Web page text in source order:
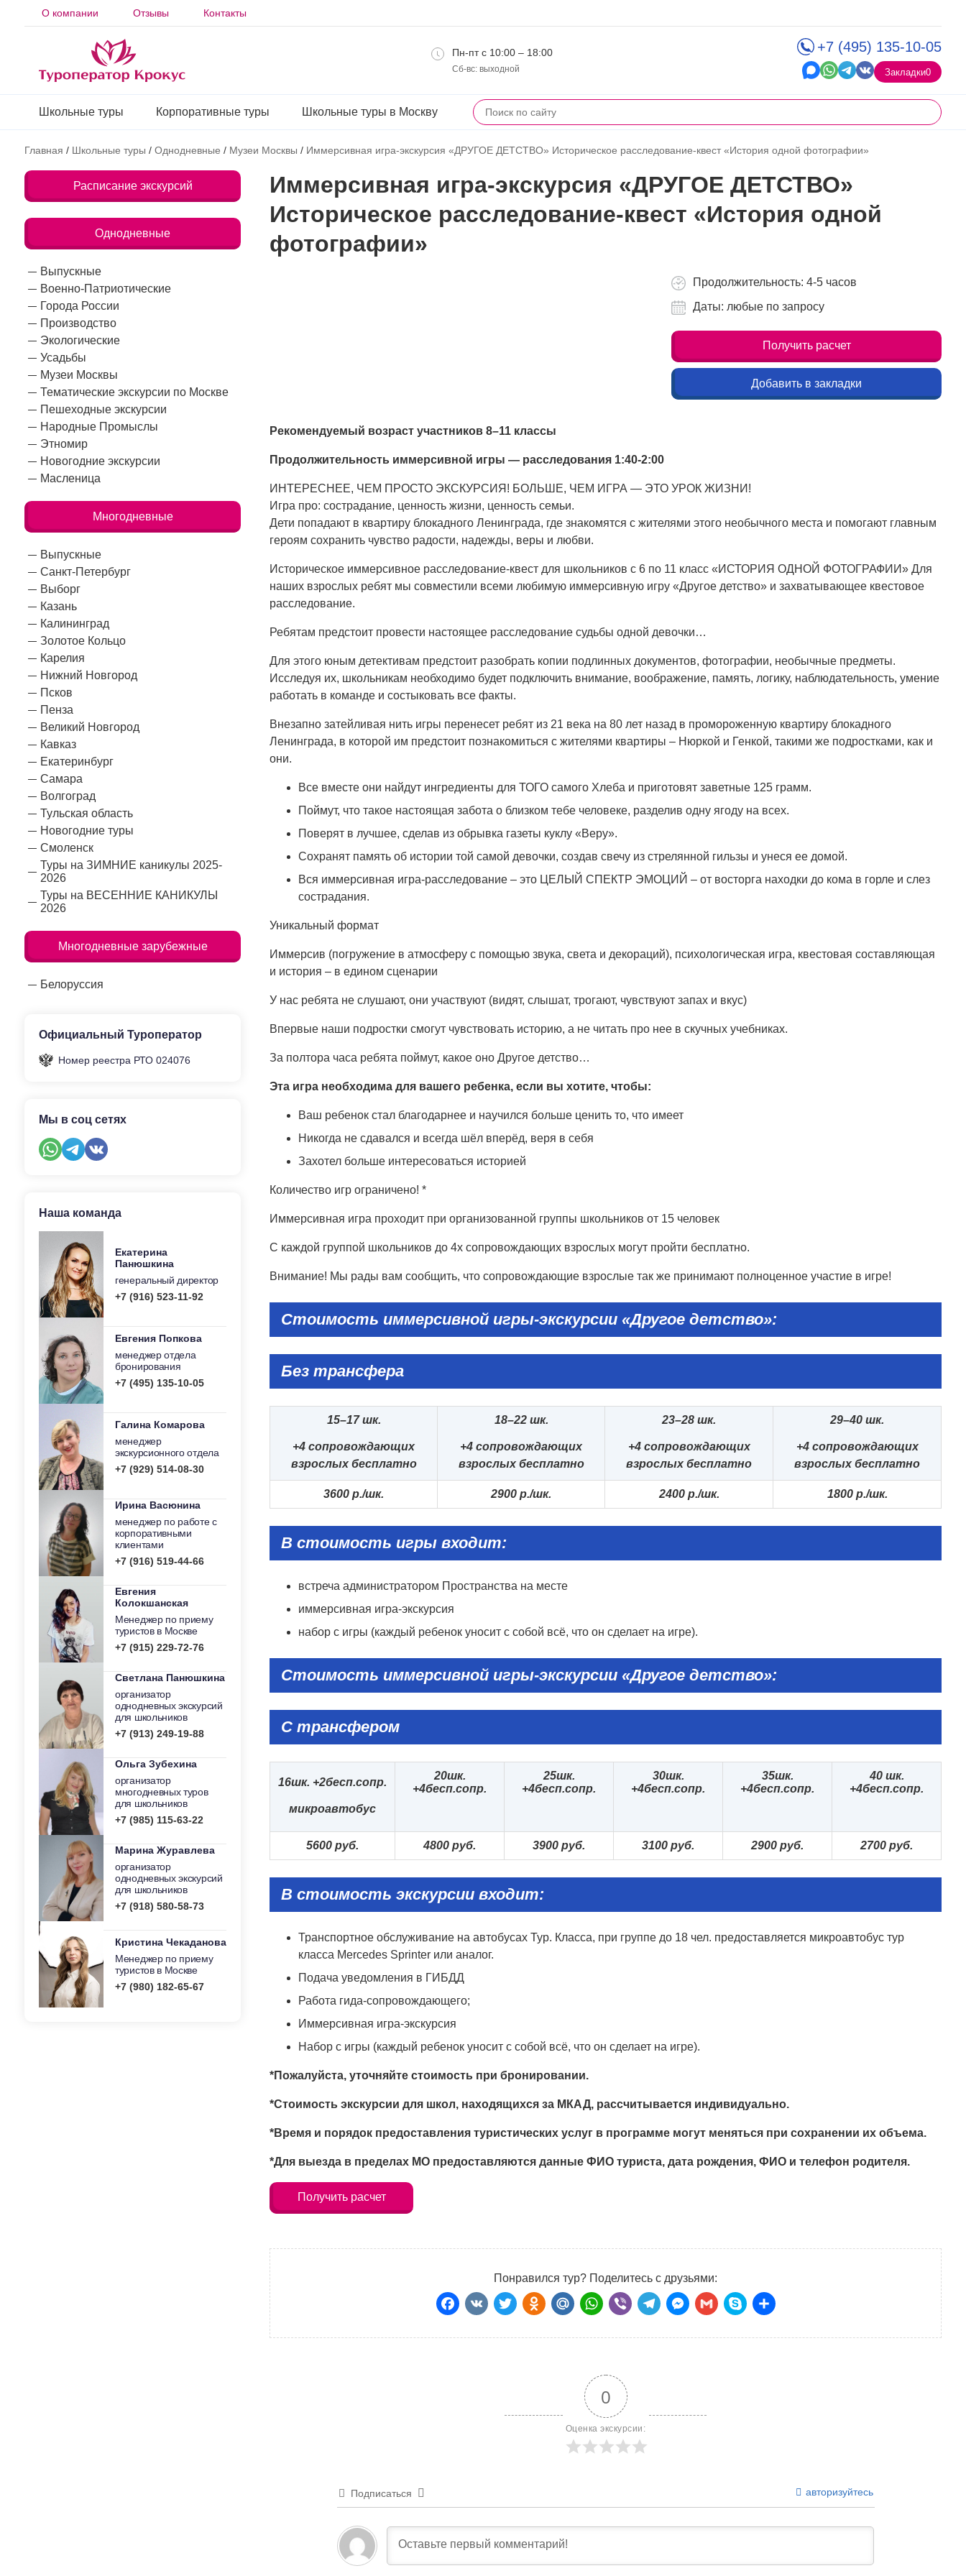
О компании Отзывы Контакты
Пн-пт с 10:00 – 18:00
Сб-вс: выходной
+7 (495) 135-10-05
Закладки0
Школьные туры Корпоративные туры Школьные туры в Москву
Главная / Школьные туры / Однодневные / Музеи Москвы / Иммерсивная игра-экскурсия «ДРУГОЕ ДЕТСТВО» Историческое расследование-квест «История одной фотографии»
Расписание экскурсий
Однодневные
Выпускные
Военно-Патриотические
Города России
Производство
Экологические
Усадьбы
Музеи Москвы
Тематические экскурсии по Москве
Пешеходные экскурсии
Народные Промыслы
Этномир
Новогодние экскурсии
Масленица
Многодневные
Выпускные
Санкт-Петербург
Выборг
Казань
Калининград
Золотое Кольцо
Карелия
Нижний Новгород
Псков
Пенза
Великий Новгород
Кавказ
Екатеринбург
Самара
Волгоград
Тульская область
Новогодние туры
Смоленск
Туры на ЗИМНИЕ каникулы 2025-
2026
Туры на ВЕСЕННИЕ КАНИКУЛЫ
2026
Многодневные зарубежные
Белоруссия
Официальный Туроператор
Номер реестра РТО 024076
Мы в соц сетях
Наша команда
Екатерина
Панюшкина
генеральный директор
+7 (916) 523-11-92
Евгения Попкова
менеджер отдела
бронирования
+7 (495) 135-10-05
Галина Комарова
менеджер
экскурсионного отдела
+7 (929) 514-08-30
Ирина Васюнина
менеджер по работе с
корпоративными
клиентами
+7 (916) 519-44-66
Евгения
Колокшанская
Менеджер по приему
туристов в Москве
+7 (915) 229-72-76
Светлана Панюшкина
организатор
однодневных экскурсий
для школьников
+7 (913) 249-19-88
Ольга Зубехина
организатор
многодневных туров
для школьников
+7 (985) 115-63-22
Марина Журавлева
организатор
однодневных экскурсий
для школьников
+7 (918) 580-58-73
Кристина Чекаданова
Менеджер по приему
туристов в Москве
+7 (980) 182-65-67
Иммерсивная игра-экскурсия «ДРУГОЕ ДЕТСТВО»
Историческое расследование-квест «История одной
фотографии»
Продолжительность: 4-5 часов
Даты: любые по запросу
Получить расчет
Добавить в закладки
Рекомендуемый возраст участников 8–11 классы
Продолжительность иммерсивной игры — расследования 1:40-2:00
ИНТЕРЕСНЕЕ, ЧЕМ ПРОСТО ЭКСКУРСИЯ! БОЛЬШЕ, ЧЕМ ИГРА — ЭТО УРОК ЖИЗНИ!
Игра про: сострадание, ценность жизни, ценность семьи.
Дети попадают в квартиру блокадного Ленинграда, где знакомятся с жителями этого необычного места и помогают главным
героям сохранить чувство радости, надежды, веры и любви.
Историческое иммерсивное расследование-квест для школьников с 6 по 11 класс «ИСТОРИЯ ОДНОЙ ФОТОГРАФИИ» Для
наших взрослых ребят мы совместили всеми любимую иммерсивную игру «Другое детство» и захватывающее квестовое
расследование.
Ребятам предстоит провести настоящее расследование судьбы одной девочки…
Для этого юным детективам предстоит разобрать копии подлинных документов, фотографии, необычные предметы.
Исследуя их, школьникам необходимо будет подключить внимание, воображение, память, логику, наблюдательность, умение
работать в команде и состыковать все факты.
Внезапно затейливая нить игры перенесет ребят из 21 века на 80 лет назад в промороженную квартиру блокадного
Ленинграда, в которой им предстоит познакомиться с жителями квартиры – Нюркой и Генкой, такими же подростками, как и
они.
Все вместе они найдут ингредиенты для ТОГО самого Хлеба и приготовят заветные 125 грамм.
Поймут, что такое настоящая забота о близком тебе человеке, разделив одну ягоду на всех.
Поверят в лучшее, сделав из обрывка газеты куклу «Веру».
Сохранят память об истории той самой девочки, создав свечу из стрелянной гильзы и унеся ее домой.
Вся иммерсивная игра-расследование – это ЦЕЛЫЙ СПЕКТР ЭМОЦИЙ – от восторга находки до кома в горле и слез
сострадания.
Уникальный формат
Иммерсив (погружение в атмосферу с помощью звука, света и декораций), психологическая игра, квестовая составляющая
и история – в едином сценарии
У нас ребята не слушают, они участвуют (видят, слышат, трогают, чувствуют запах и вкус)
Впервые наши подростки смогут чувствовать историю, а не читать про нее в скучных учебниках.
За полтора часа ребята поймут, какое оно Другое детство…
Эта игра необходима для вашего ребенка, если вы хотите, чтобы:
Ваш ребенок стал благодарнее и научился больше ценить то, что имеет
Никогда не сдавался и всегда шёл вперёд, веря в себя
Захотел больше интересоваться историей
Количество игр ограничено! *
Иммерсивная игра проходит при организованной группы школьников от 15 человек
С каждой группой школьников до 4х сопровождающих взрослых могут пройти бесплатно.
Внимание! Мы рады вам сообщить, что сопровождающие взрослые так же принимают полноценное участие в игре!
Стоимость иммерсивной игры-экскурсии «Другое детство»:
Без трансфера
15–17 шк.
+4 сопровождающих
взрослых бесплатно
18–22 шк.
+4 сопровождающих
взрослых бесплатно
23–28 шк.
+4 сопровождающих
взрослых бесплатно
29–40 шк.
+4 сопровождающих
взрослых бесплатно
3600 р./шк. 2900 р./шк. 2400 р./шк. 1800 р./шк.
В стоимость игры входит:
встреча администратором Пространства на месте
иммерсивная игра-экскурсия
набор с игры (каждый ребенок уносит с собой всё, что он сделает на игре).
Стоимость иммерсивной игры-экскурсии «Другое детство»:
С трансфером
16шк. +2бесп.сопр.
микроавтобус
20шк.
+4бесп.сопр.
25шк.
+4бесп.сопр.
30шк.
+4бесп.сопр.
35шк.
+4бесп.сопр.
40 шк.
+4бесп.сопр.
5600 руб. 4800 руб. 3900 руб. 3100 руб. 2900 руб. 2700 руб.
В стоимость экскурсии входит:
Транспортное обслуживание на автобусах Тур. Класса, при группе до 18 чел. предоставляется микроавтобус тур
класса Mercedes Sprinter или аналог.
Подача уведомления в ГИБДД
Работа гида-сопровождающего;
Иммерсивная игра-экскурсия
Набор с игры (каждый ребенок уносит с собой всё, что он сделает на игре).
*Пожалуйста, уточняйте стоимость при бронировании.
*Стоимость экскурсии для школ, находящихся за МКАД, рассчитывается индивидуально.
*Время и порядок предоставления туристических услуг в программе могут меняться при сохранении их объема.
*Для выезда в пределах МО предоставляются данные ФИО туриста, дата рождения, ФИО и телефон родителя.
Получить расчет
Понравился тур? Поделитесь с друзьями:
0
Оценка экскурсии:
Подписаться авторизуйтесь